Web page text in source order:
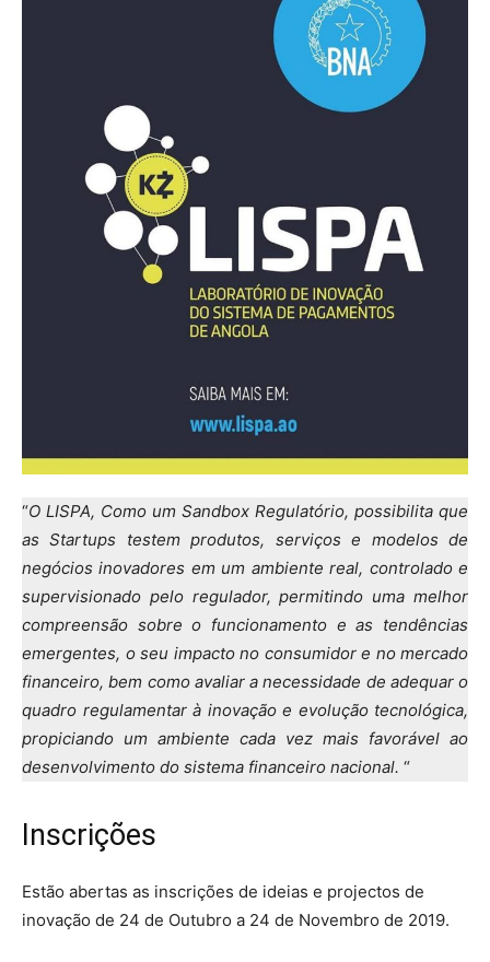
“O LISPA, Como um Sandbox Regulatório, possibilita que
as Startups testem produtos, serviços e modelos de
negócios inovadores em um ambiente real, controlado e
supervisionado pelo regulador, permitindo uma melhor
compreensão sobre o funcionamento e as tendências
emergentes, o seu impacto no consumidor e no mercado
financeiro, bem como avaliar a necessidade de adequar o
quadro regulamentar à inovação e evolução tecnológica,
propiciando um ambiente cada vez mais favorável ao
desenvolvimento do sistema financeiro nacional. “
Inscrições
Estão abertas as inscrições de ideias e projectos de
inovação de 24 de Outubro a 24 de Novembro de 2019.